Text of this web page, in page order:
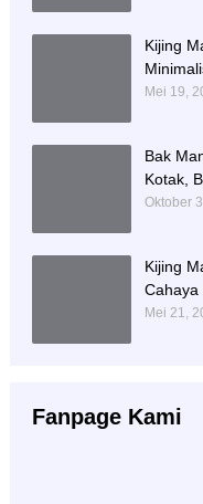
Kijing
Mei 19,
Bak
Kotak,
Oktober
Kijing
Cahaya
Mei 21,
Fanpage Kami